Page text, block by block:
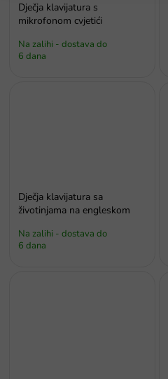
Dječja klavijatura s
mikrofonom cvjetići
Na zalihi - dostava do
6 dana
Dječja klavijatura sa
životinjama na engleskom
Na zalihi - dostava do
6 dana